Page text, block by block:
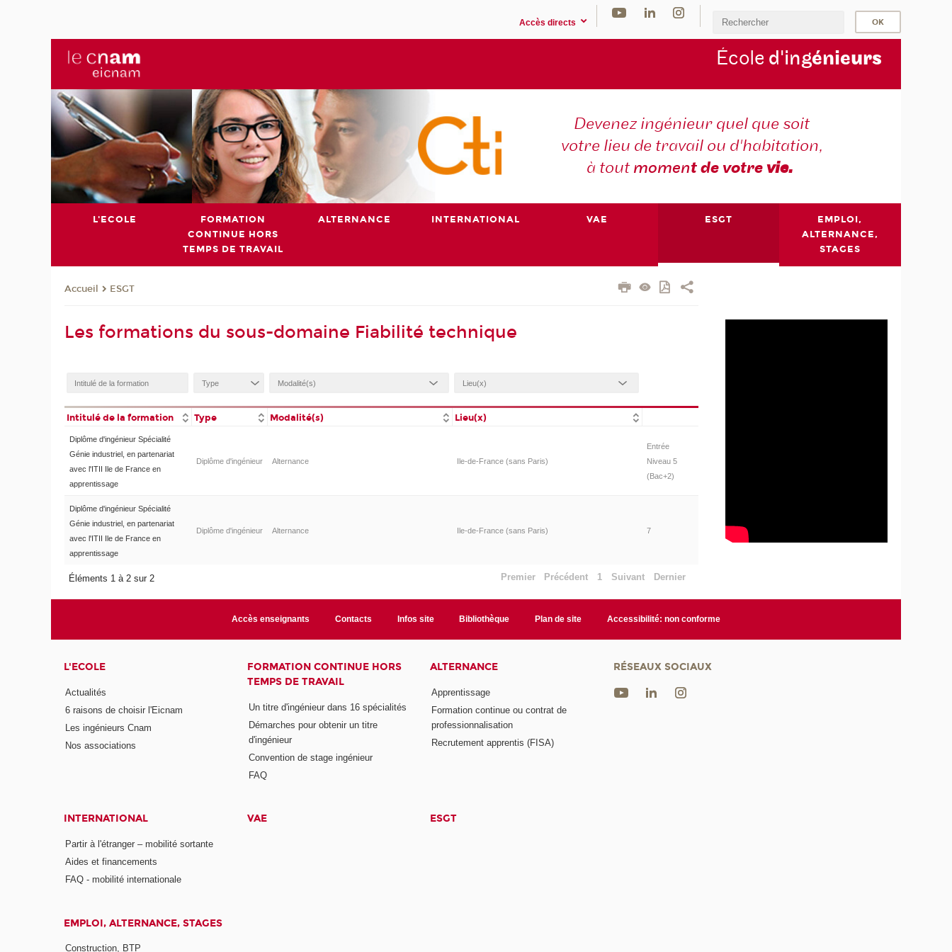
Accès directs
École d'ingénieurs
Devenez ingénieur quel que soit
votre lieu de travail ou d'habitation,
à toutmoment de votrevie.
L'ECOLE
FORMATION
CONTINUE HORS
TEMPS DE TRAVAIL
ALTERNANCE INTERNATIONAL VAE ESGT
EMPLOI,
ALTERNANCE,
STAGES
Accueil ESGT
Les formations du sous-domaine Fiabilité technique
Intitulé de la formation Type Modalité(s) Lieu(x)
Diplôme d'ingénieur Spécialité
Génie industriel, en partenariat
avec l'ITII Ile de France en
apprentissage
Diplôme d'ingénieur Alternance Ile-de-France (sans Paris)
Entrée
Niveau 5
(Bac+2)
Diplôme d'ingénieur Spécialité
Génie industriel, en partenariat
avec l'ITII Ile de France en
apprentissage
Diplôme d'ingénieur Alternance Ile-de-France (sans Paris) 7
Éléments 1 à 2 sur 2 Premier Précédent 1 Suivant Dernier
Accès enseignants Contacts Infos site Bibliothèque Plan de site Accessibilité: non conforme
L'ECOLE
Actualités
6 raisons de choisir l'Eicnam
Les ingénieurs Cnam
Nos associations
FORMATION CONTINUE HORS
TEMPS DE TRAVAIL
Un titre d'ingénieur dans 16 spécialités
Démarches pour obtenir un titre
d'ingénieur
Convention de stage ingénieur
FAQ
ALTERNANCE
Apprentissage
Formation continue ou contrat de
professionnalisation
Recrutement apprentis (FISA)
INTERNATIONAL
Partir à l'étranger – mobilité sortante
Aides et financements
FAQ - mobilité internationale
VAE ESGT
EMPLOI, ALTERNANCE, STAGES
Construction, BTP
RÉSEAUX SOCIAUX